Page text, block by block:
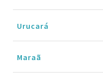
Urucará
Maraã